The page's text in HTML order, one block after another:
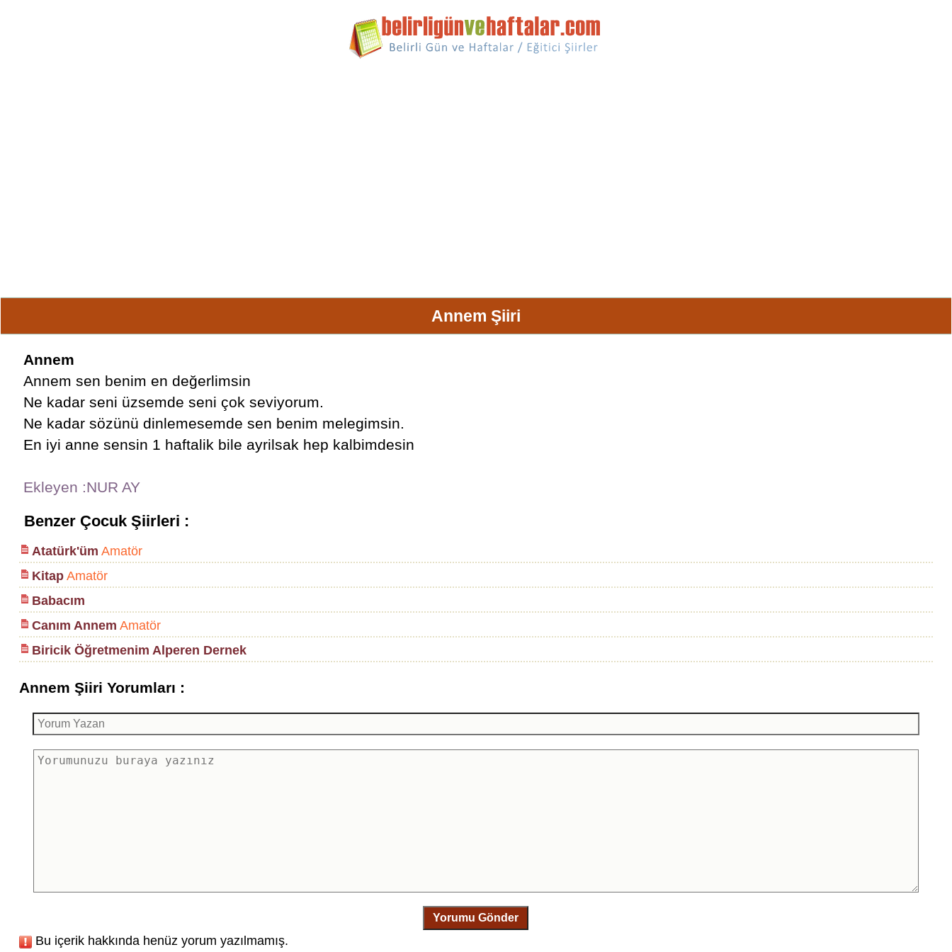
Annem Şiiri
Annem
Annem sen benim en değerlimsin
Ne kadar seni üzsemde seni çok seviyorum.
Ne kadar sözünü dinlemesemde sen benim melegimsin.
En iyi anne sensin 1 haftalik bile ayrilsak hep kalbimdesin
Ekleyen :NUR AY
Benzer Çocuk Şiirleri :
Atatürk'üm Amatör
KitapAmatör
Babacım
Canım Annem Amatör
Biricik Öğretmenim Alperen Dernek
Annem Şiiri Yorumları :
Yorumu Gönder
Bu içerik hakkında henüz yorum yazılmamış.